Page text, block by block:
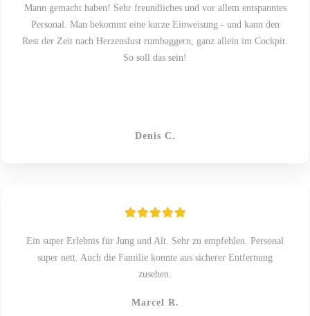
Mann gemacht haben! Sehr freundliches und vor allem entspanntes
Personal. Man bekommt eine kurze Einweisung - und kann den
Rest der Zeit nach Herzenslust rumbaggern, ganz allein im Cockpit.
So soll das sein!
Denis C.
Ein super Erlebnis für Jung und Alt. Sehr zu empfehlen. Personal
super nett. Auch die Familie konnte aus sicherer Entfernung
zusehen.
Marcel R.